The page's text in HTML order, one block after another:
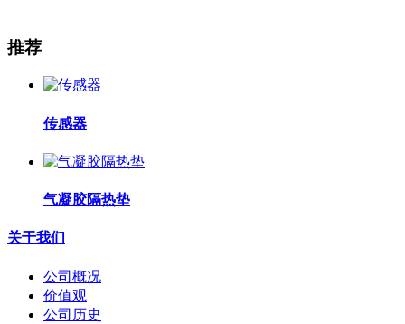
推荐
传感器
气凝胶隔热垫
关于我们
公司概况
价值观
公司历史